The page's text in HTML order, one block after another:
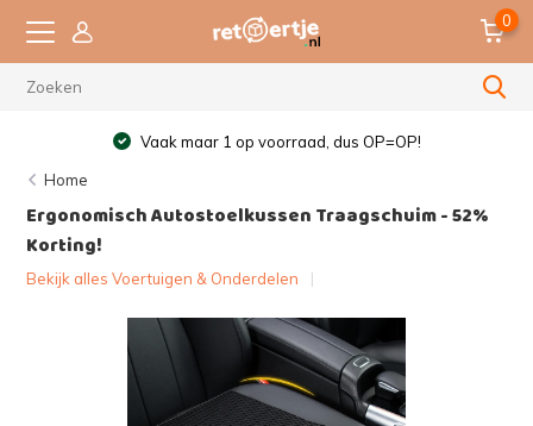
0
Vaak maar 1 op voorraad, dus OP=OP!
Home
Ergonomisch Autostoelkussen Traagschuim - 52%
Korting!
Bekijk alles Voertuigen & Onderdelen